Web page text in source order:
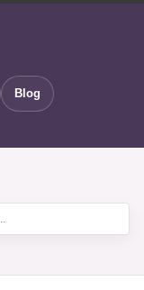
Blog